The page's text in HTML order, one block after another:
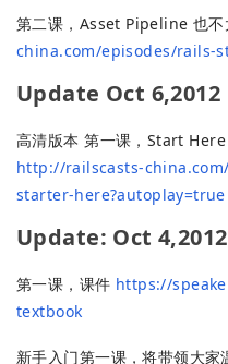
第二课，Asset Pipeline 也不
china.com/episodes/rails-
Update Oct 6,2012
高清版本 第一课，Start
http://railscasts-
starter-here?autoplay=true
Update: Oct 4,2012
第一课，课件 https://
textbook
新手入门第一课，将带领大